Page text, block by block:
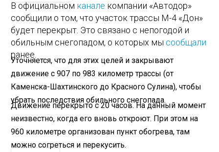
В официальном канале компании «Автодор»
сообщили о том, что участок трассы М-4 «Дон»
будет перекрыт. Это связано с непогодой и
обильным снегопадом, о которых мы сообщали
ранее.
Уточняется, что для этих целей и закрывают
движение с 907 по 983 километр трассы (от
Каменска-Шахтинского до Красного Сулина), чтобы
убрать последствия обильного снегопада.
Движение перекрыто с 20 часов. На данный момент
неизвестно, когда его вновь откроют. При этом на
960 километре организован пункт обогрева, там
можно согреться и перекусить.